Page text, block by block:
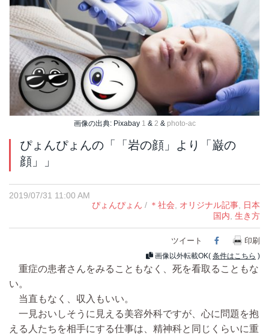
画像の出典: Pixabay 1 & 2 & photo-ac
ぴょんぴょんの「「岩の顔」より「巌の
顔」」
2019/07/31 11:00 AM
ぴょんぴょん / ＊社会, オリジナル記事, 日本
国内, 生き方
ツイート Facebook
印刷
画像以外転載OK( 条件はこちら )
重症の患者さんをみることもなく、死を看取ることもな
い。
当直もなく、収入もいい。
一見おいしそうに見える美容外科ですが、心に問題を抱
える人たちを相手にする仕事は、精神科と同じくらいに重